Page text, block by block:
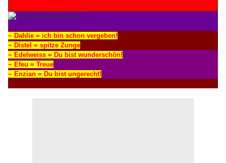
~ Dahlie = ich bin schon vergeben!
~ Distel = spitze Zunge
~ Edelweiss = Du bist wunderschön!
~ Efeu = Treue
~ Enzian = Du bist ungerecht!